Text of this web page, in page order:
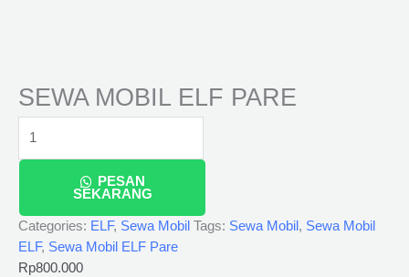
SEWA MOBIL ELF PARE
PESAN
SEKARANG
Categories: ELF, Sewa Mobil Tags: Sewa Mobil , Sewa Mobil
ELF, Sewa Mobil ELF Pare
Rp800.000